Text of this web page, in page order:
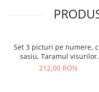
Set 3 picturi pe numere,
sasiu, Taramul visurilor
aurite, 50x120 cm
212,00 RON